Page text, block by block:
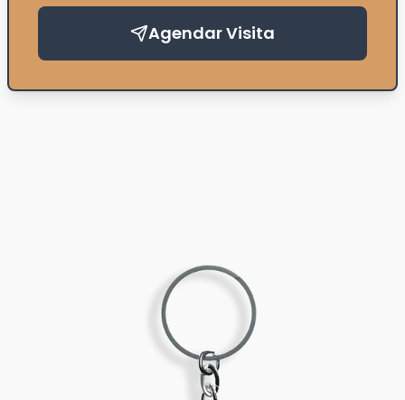
Agendar Visita